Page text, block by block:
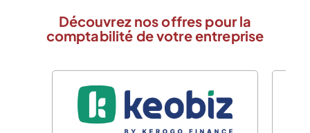
Découvrez nos offres pour la
comptabilité de votre entreprise